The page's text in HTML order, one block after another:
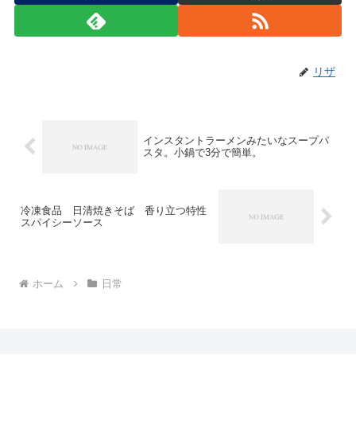
リザ
インスタントラーメンみたいなスープパ
スタ。小鍋で3分で簡単。
冷凍食品 日清焼きそば 香り立つ特性
スパイシーソース
ホーム 日常